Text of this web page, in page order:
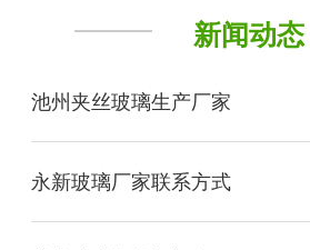
新闻动态
池州夹丝玻璃生产厂家
永新玻璃厂家联系方式